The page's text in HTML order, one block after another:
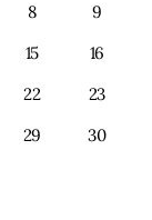
8
9
15
16
22
23
29
30